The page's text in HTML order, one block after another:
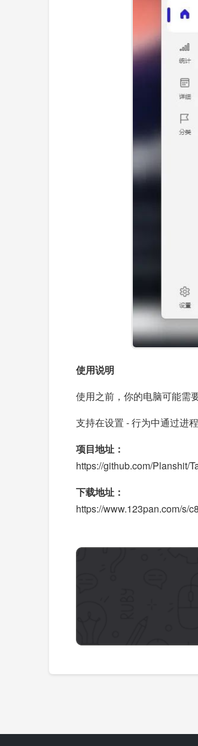
使用说明
使用之前，你的电脑可能需
支持在设置 - 行为中通过进
项目地址：
https://github.com/Planshit/
下载地址：
https://www.123pan.com/s/